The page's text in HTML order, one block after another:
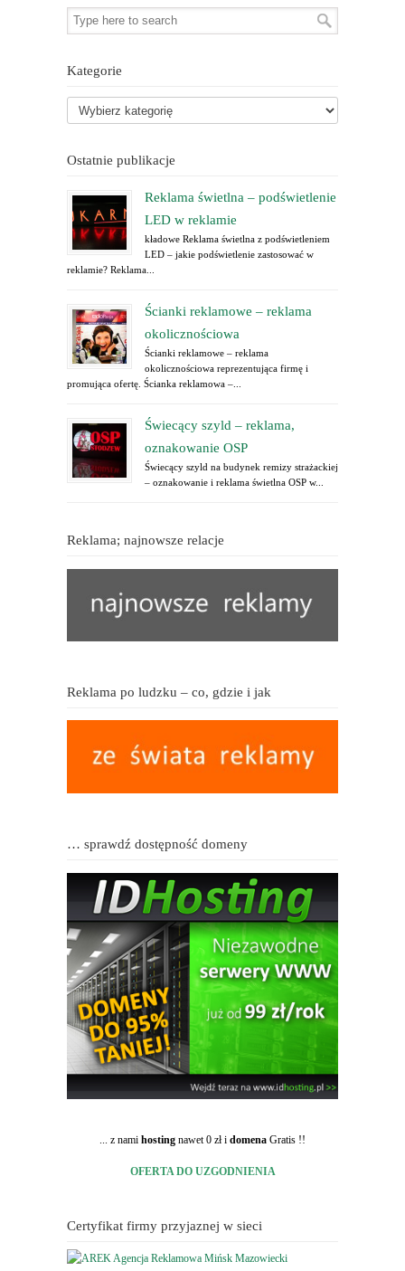
Kategorie
Ostatnie publikacje
Reklama świetlna – podświetlenie
LED w reklamie
kładowe Reklama świetlna z podświetleniem
LED – jakie podświetlenie zastosować w
reklamie? Reklama...
Ścianki reklamowe – reklama
okolicznościowa
Ścianki reklamowe – reklama
okolicznościowa reprezentująca firmę i
promująca ofertę. Ścianka reklamowa –...
Świecący szyld – reklama,
oznakowanie OSP
Świecący szyld na budynek remizy strażackiej
– oznakowanie i reklama świetlna OSP w...
Reklama; najnowsze relacje
Reklama po ludzku – co, gdzie i jak
… sprawdź dostępność domeny
... z nami hosting nawet 0 zł i domena Gratis !!
OFERTA DO UZGODNIENIA
Certyfikat firmy przyjaznej w sieci